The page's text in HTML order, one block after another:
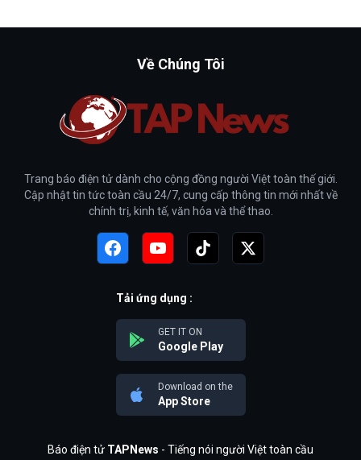
Về Chúng Tôi
Trang báo điện tử dành cho cộng đồng người Việt toàn thế giới.
Cập nhật tin tức toàn cầu 24/7, cung cấp thông tin mới nhất về
chính trị, kinh tế, văn hóa và thể thao.
Tải ứng dụng :
GET IT ON
Google Play
Download on the
App Store
Báo điện tử TAPNews - Tiếng nói người Việt toàn cầu